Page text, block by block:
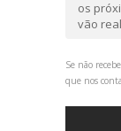
os
vão
Se não
que nos